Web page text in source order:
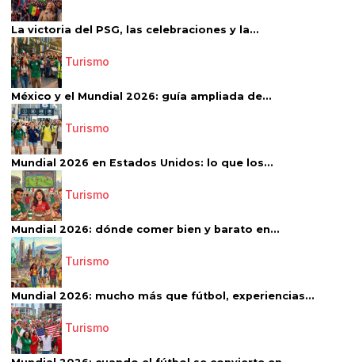
La victoria del PSG, las celebraciones y la...
Turismo
México y el Mundial 2026: guía ampliada de...
Turismo
Mundial 2026 en Estados Unidos: lo que los...
Turismo
Mundial 2026: dónde comer bien y barato en...
Turismo
Mundial 2026: mucho más que fútbol, experiencias...
Turismo